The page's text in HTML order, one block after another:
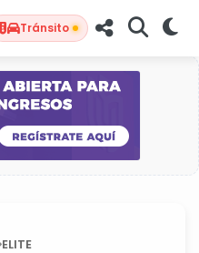
Tránsito
ELITE